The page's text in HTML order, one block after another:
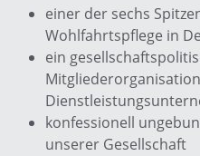
einer der sechs
Wohlfahrtspflege in
ein
konfessionell
unserer Gesellschaft